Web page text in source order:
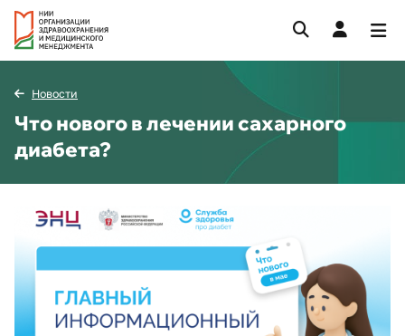
Новости
Что нового в лечении сахарного
диабета?